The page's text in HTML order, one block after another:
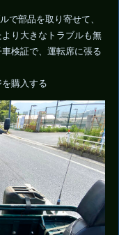
で部品を取り寄せて、
り大きなトラブルも無
検証で、運転席に張る
購入する